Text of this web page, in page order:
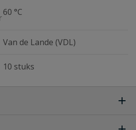
60 °C
Van de Lande (VDL)
10 stuks